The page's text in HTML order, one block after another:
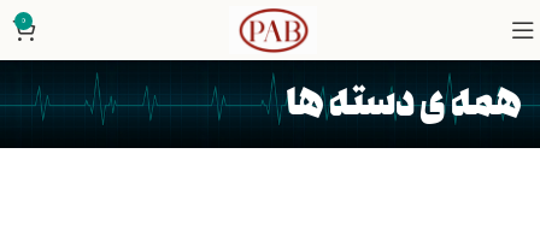
0
همه ی دسته ها